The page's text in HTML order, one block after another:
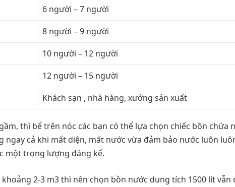
6 người – 7 người
8 người – 9 người
10 người – 12 người
12 người – 15 người
Khách sạn , nhà hàng, xưởng sản xuất
thì bể trên nóc các bạn có thể lựa chọn chiếc bồn chứa
ngay cả khi mất diện, mất nước vừa đảm bảo nước luôn
một trọng lượng đáng kể.
2-3 m3 thì nên chọn bồn nước dung tích 1500 lít vẫn